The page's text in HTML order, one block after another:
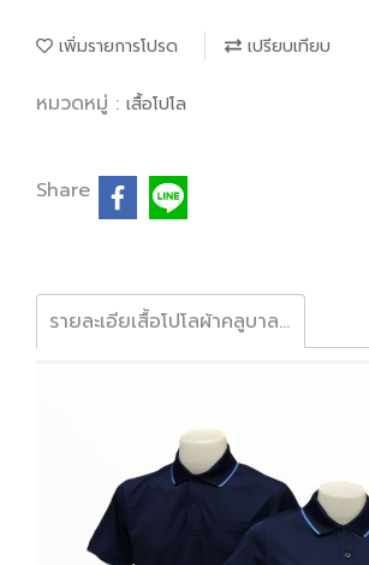
เพิ่มรายการโปรด เปรียบเทียบ
หมวดหมู่ : เสื้อโปโล
Share
รายละเอียเสื้อโปโลผ้าคลูบาลานซ์ ให้ความเย็นสบาย ไม่ขึ้นขุย ซึมซับเหงื่อทันที แห้งสบายระยาบอากาศ ลดกลิ่นอับ ไม่อึดอัดอยู่ทรงใส่สวย สีสดใสไม่ซีดจาง ดูแลรักษาง่ายเนื้อผ้าไม่ยับง่ายปั่นเครื่องหรือซักมือก็ไม่ย้วยไม่ขึ้นขน #เสื้อโปโลราคาส่ง #รับปักโลโก้ #เสื้อท